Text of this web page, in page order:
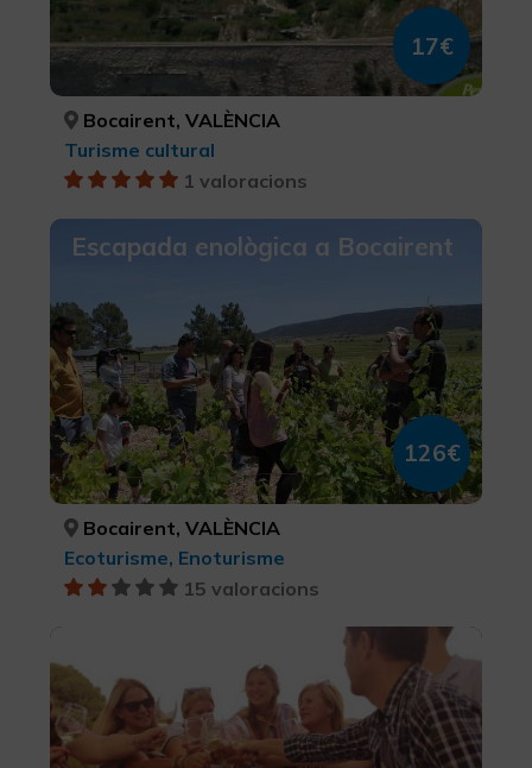
17€
Bocairent, VALÈNCIA
Turisme cultural
1 valoracions
Escapada enològica a Bocairent
126€
Bocairent, VALÈNCIA
Ecoturisme, Enoturisme
15 valoracions